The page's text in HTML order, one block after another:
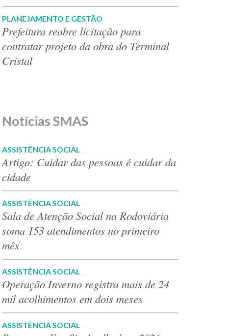
PLANEJAMENTO E GESTÃO
Prefeitura reabre licitação para
contratar projeto da obra do Terminal
Cristal
Notícias SMAS
ASSISTÊNCIA SOCIAL
Artigo: Cuidar das pessoas é cuidar da
cidade
ASSISTÊNCIA SOCIAL
Sala de Atenção Social na Rodoviária
soma 153 atendimentos no primeiro
mês
ASSISTÊNCIA SOCIAL
Operação Inverno registra mais de 24
mil acolhimentos em dois meses
ASSISTÊNCIA SOCIAL